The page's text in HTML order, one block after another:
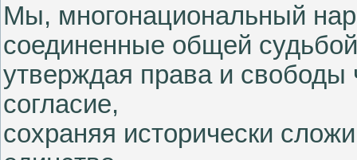
Мы, многонациональный
соединенные общей
утверждая права и свободы
согласие,
сохраняя исторически